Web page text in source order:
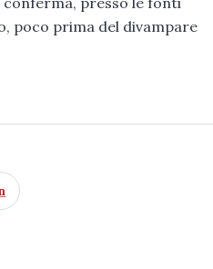
poco prima del divampare